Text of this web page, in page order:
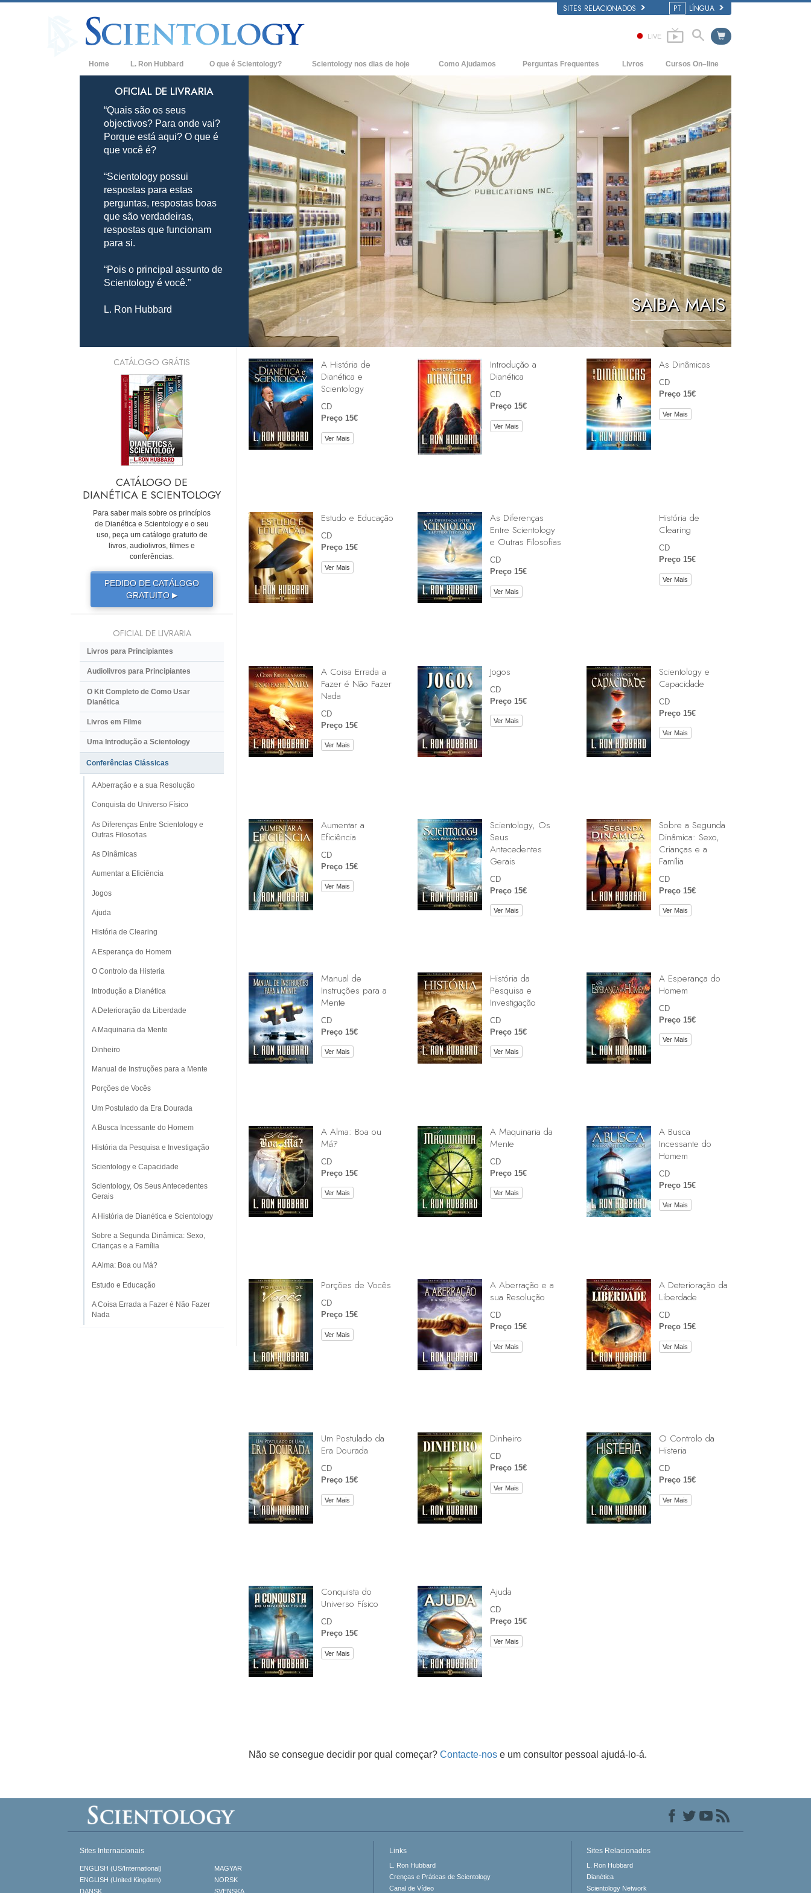
SITES RELACIONADOS PT LÍNGUA
LIVE
Home L. Ron Hubbard O que é Scientology?
Crenças e Práticas
Credos e Códigos de Scientology
Aquilo que os Scientologists Dizem
sobre Scientology
Conheça um Scientologist
Dentro duma Igreja
Os Princípios Básicos de Scientology
Uma Introdução a Dianética
Amor e Ódio –
O que é a Grandeza?
Scientology nos dias de hoje
Igrejas de Scientology
Novas Igrejas de Scientology
Organizações Avançadas
Base em Terra de Flag
Freewinds
A levar Scientology ao Mundo
David Miscavige - Líder Eclesiástico de
Scientology
Como Ajudamos Perguntas Frequentes
Antecedentes e Princípios Básicos
Dentro duma Igreja
A Organização de Scientology
Livros
Livros para Principiantes
Audiolivros
Conferências Introdutórias
Cursos On–line
COMO RESOLVER CONFLITOS
As Dinâmicas da Existência
Os Componentes da Compreensão
Soluções para um Ambiente Perigoso
Ajudas para Doenças e Lesões
Integridade e Honestidade
Casamento
A Escala de Tom Emocional
Respostas às Drogas
Ferramentas para o Local de Trabalho
A Ética e as Condições
A Causa da Supressão
Investigações
Básicos de Organizar
Fundamentos das Relações Públicas
SAIBA MAIS
OFICIAL DE LIVRARIA
“Quais são os seus
objectivos? Para onde vai?
Porque está aqui? O que é
que você é?
“Scientology possui
respostas para estas
perguntas, respostas boas
que são verdadeiras,
respostas que funcionam
para si.
“Pois o principal assunto de
Scientology é você.”
L. Ron Hubbard
A História de
Dianética e
Scientology
CD
Preço 15€
Ver Mais
Introdução a
Dianética
CD
Preço 15€
Ver Mais
As Dinâmicas
CD
Preço 15€
Ver Mais
Estudo e Educação
CD
Preço 15€
Ver Mais
As Diferenças
Entre Scientology
e Outras Filosofias
CD
Preço 15€
Ver Mais
História de
Clearing
CD
Preço 15€
Ver Mais
A Coisa Errada a
Fazer é Não Fazer
Nada
CD
Preço 15€
Ver Mais
Jogos
CD
Preço 15€
Ver Mais
Scientology e
Capacidade
CD
Preço 15€
Ver Mais
Aumentar a
Eficiência
CD
Preço 15€
Ver Mais
Scientology, Os
Seus
Antecedentes
Gerais
CD
Preço 15€
Ver Mais
Sobre a Segunda
Dinâmica: Sexo,
Crianças e a
Família
CD
Preço 15€
Ver Mais
Manual de
Instruções para a
Mente
CD
Preço 15€
Ver Mais
História da
Pesquisa e
Investigação
CD
Preço 15€
Ver Mais
A Esperança do
Homem
CD
Preço 15€
Ver Mais
A Alma: Boa ou
Má?
CD
Preço 15€
Ver Mais
A Maquinaria da
Mente
CD
Preço 15€
Ver Mais
A Busca
Incessante do
Homem
CD
Preço 15€
Ver Mais
Porções de Vocês
CD
Preço 15€
Ver Mais
A Aberração e a
sua Resolução
CD
Preço 15€
Ver Mais
A Deterioração da
Liberdade
CD
Preço 15€
Ver Mais
Um Postulado da
Era Dourada
CD
Preço 15€
Ver Mais
Dinheiro
CD
Preço 15€
Ver Mais
O Controlo da
Histeria
CD
Preço 15€
Ver Mais
Conquista do
Universo Físico
CD
Preço 15€
Ver Mais
Ajuda
CD
Preço 15€
Ver Mais
Não se consegue decidir por qual começar? Contacte-nos e um consultor pessoal ajudá-lo-á.
CATÁLOGO GRÁTIS
CATÁLOGO DE
DIANÉTICA E SCIENTOLOGY
Para saber mais sobre os princípios
de Dianética e Scientology e o seu
uso, peça um catálogo gratuito de
livros, audiolivros, filmes e
conferências.
PEDIDO DE CATÁLOGO
GRATUITO ▶
OFICIAL DE LIVRARIA
Livros para Principiantes
Audiolivros para Principiantes
O Kit Completo de Como Usar
Dianética
Livros em Filme
Uma Introdução a Scientology
Conferências Clássicas
A Aberração e a sua Resolução
Conquista do Universo Físico
As Diferenças Entre Scientology e
Outras Filosofias
As Dinâmicas
Aumentar a Eficiência
Jogos
Ajuda
História de Clearing
A Esperança do Homem
O Controlo da Histeria
Introdução a Dianética
A Deterioração da Liberdade
A Maquinaria da Mente
Dinheiro
Manual de Instruções para a Mente
Porções de Vocês
Um Postulado da Era Dourada
A Busca Incessante do Homem
História da Pesquisa e Investigação
Scientology e Capacidade
Scientology, Os Seus Antecedentes
Gerais
A História de Dianética e Scientology
Sobre a Segunda Dinâmica: Sexo,
Crianças e a Família
A Alma: Boa ou Má?
Estudo e Educação
A Coisa Errada a Fazer é Não Fazer
Nada
Sites Internacionais
ENGLISH (US/International)
ENGLISH (United Kingdom)
DANSK
MAGYAR
NORSK
SVENSKA
Links
L. Ron Hubbard
Crenças e Práticas de Scientology
Canal de Vídeo
Sites Relacionados
L. Ron Hubbard
Dianética
Scientology Network